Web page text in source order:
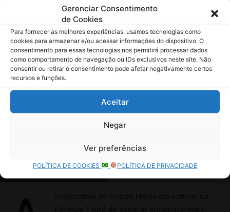
Gerenciar Consentimento
de Cookies
Para fornecer as melhores experiências, usamos tecnologias como
cookies para armazenar e/ou acessar informações do dispositivo. O
consentimento para essas tecnologias nos permitirá processar dados
como comportamento de navegação ou IDs exclusivos neste site. Não
consentir ou retirar o consentimento pode afetar negativamente certos
recursos e funções.
Aceitar
Negar
Ver preferências
POLÍTICA DE COOKIES POLÍTICA DE PRIVACIDADE